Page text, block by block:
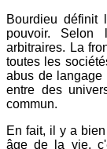
Bourdieu définit
pouvoir.
arbitraires. La
toutes les
abus de langage
entre des
commun.
En fait, il y a
âge de la vie,